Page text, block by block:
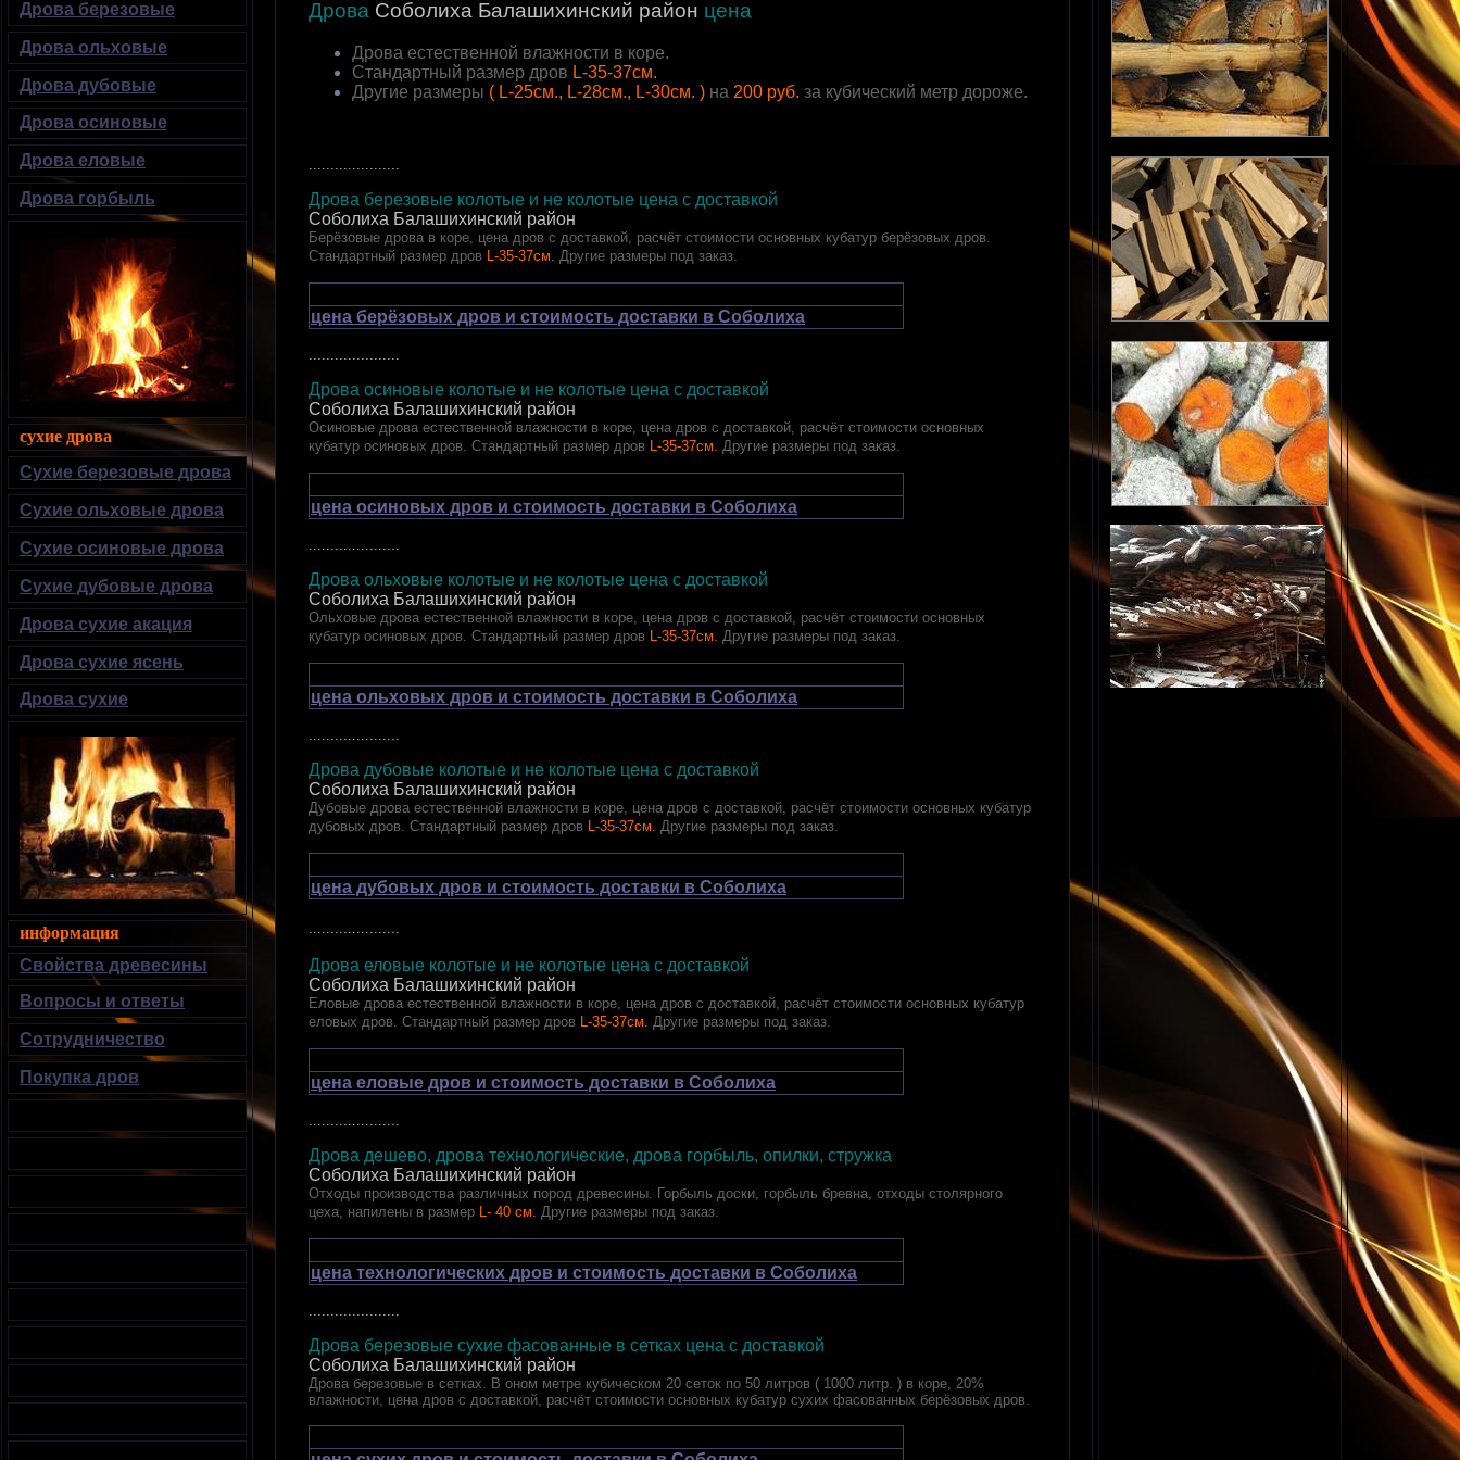
Дрова Соболиха Балашихинский район цена
Дрова естественной влажности в коре.
Стандартный размер дров L-35-37см.
Другие размеры ( L-25см., L-28см., L-30см. ) на 200 руб. за кубический метр дороже.
Дрова березовые колотые и не колотые цена с доставкой
Соболиха Балашихинский район
Берёзовые дрова в коре, цена дров с доставкой, расчёт стоимости основных кубатур берёзовых дров.
Стандартный размер дров
L-35-37см. Другие размеры под заказ.
цена берёзовых дров и стоимость доставки в Соболиха
Дрова осиновые колотые и не колотые цена с доставкой
Соболиха Балашихинский район
Осиновые дрова естественной влажности в коре, цена дров с доставкой, расчёт стоимости основных
кубатур осиновых дров. Стандартный размер дров
L-35-37см. Другие размеры под заказ.
цена осиновых дров и стоимость доставки в Соболиха
Дрова ольховые колотые и не колотые цена с доставкой
Соболиха Балашихинский район
Ольховые дрова естественной влажности в коре, цена дров с доставкой, расчёт стоимости основных
кубатур осиновых дров. Стандартный размер дров
L-35-37см. Другие размеры под заказ.
цена ольховых дров и стоимость доставки в Соболиха
Дрова дубовые колотые и не колотые цена с доставкой
Соболиха Балашихинский район
Дубовые дрова естественной влажности в коре, цена дров с доставкой, расчёт стоимости основных кубатур
дубовых дров. Стандартный размер дров
L-35-37см. Другие размеры под заказ.
цена дубовых дров и стоимость доставки в Соболиха
Дрова еловые колотые и не колотые цена с доставкой
Соболиха Балашихинский район
Еловые дрова естественной влажности в коре, цена дров с доставкой, расчёт стоимости основных кубатур
еловых дров. Стандартный размер дров L-35-37см. Другие размеры под заказ.
цена еловые дров и стоимость доставки в Соболиха
.....................
Дрова дешево, дрова технологические, дрова горбыль, опилки, стружка
Соболиха Балашихинский район
Отходы производства различных пород древесины. Горбыль доски, горбыль бревна, отходы столярного
цеха, напилены в размер L- 40 см. Другие размеры под заказ.
цена технологических дров и стоимость доставки в Соболиха
.....................
Дрова березовые сухие фасованные в сетках цена с доставкой
Соболиха Балашихинский район
Дрова березовые в сетках. В оном метре кубическом 20 сеток по 50 литров ( 1000 литр. ) в коре, 20%
влажности, цена дров с доставкой, расчёт стоимости основных кубатур сухих фасованных берёзовых дров.
Дрова березовые
Дрова ольховые
Дрова дубовые
Дрова осиновые
Дрова еловые
Дрова горбыль
сухие дрова
Сухие березовые дрова
Сухие ольховые дрова
Сухие осиновые дрова
Сухие дубовые дрова
Дрова сухие акация
Дрова сухие ясень
Дрова сухие
информация
Свойства древесины
Вопросы и ответы
Сотрудничество
Покупка дров